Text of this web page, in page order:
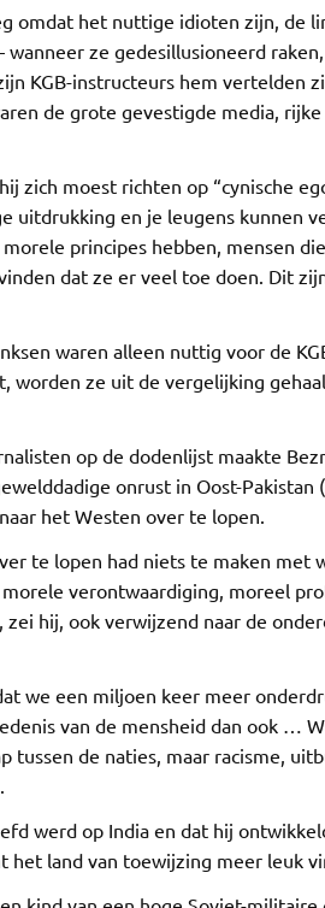
omdat het nuttige idioten zijn, de
ze gedesillusioneerd
KGB-instructeurs hem vertelden
de grote gevestigde media,
zich moest richten op “cynische
uitdrukking en je leugens kunnen
principes hebben, mensen
dat ze er veel toe doen. Dit
waren alleen nuttig voor de
worden ze uit de vergelijking
op de dodenlijst maakte
onrust in Oost-Pakistan
het Westen over te lopen.
te lopen had niets te maken met
verontwaardiging, moreel
hij, ook verwijzend naar de
we een miljoen keer meer
van de mensheid dan ook …
tussen de naties, maar racisme,
werd op India en dat hij
het land van toewijzing meer leuk